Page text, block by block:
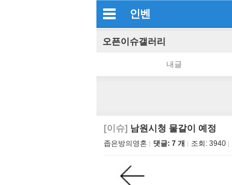
인벤
오픈이슈갤러리
내글
[이슈] 남원시청 물갈이 예정
좁은방의영혼 댓글: 7 개 조회: 3940